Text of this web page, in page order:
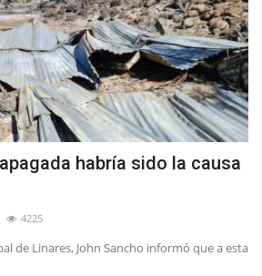
habría sido la causa
4225
de Linares, John Sancho informó que a esta